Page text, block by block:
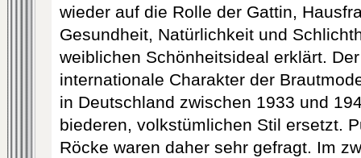
wieder auf die Rolle der Gattin,
Gesundheit, Natürlichkeit und
weiblichen Schönheitsideal erklärt.
internationale Charakter der
in Deutschland zwischen 1933 und
biederen, volkstümlichen Stil ersetzt.
Röcke waren daher sehr gefragt. Im